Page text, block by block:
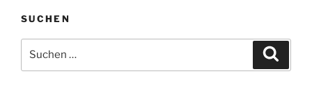
SUCHEN
nach: